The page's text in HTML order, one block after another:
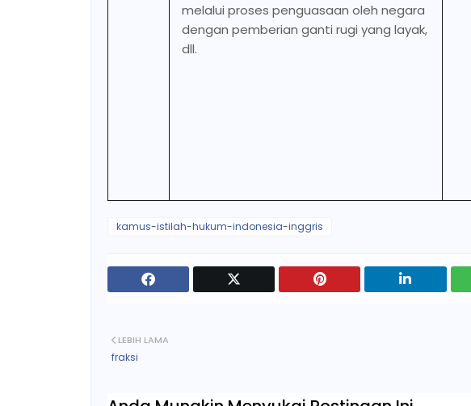
melalui proses penguasaan oleh negara
dengan pemberian ganti rugi yang layak,
dll.
kamus-istilah-hukum-indonesia-inggris
LEBIH LAMA
fraksi